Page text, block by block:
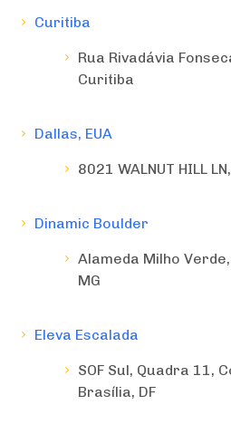
Curitiba
Rua Rivadávia
Curitiba
Dallas, EUA
8021 WALNUT HILL
Dinamic Boulder
Alameda Milho
MG
Eleva Escalada
SOF Sul, Quadra 11,
Brasília, DF